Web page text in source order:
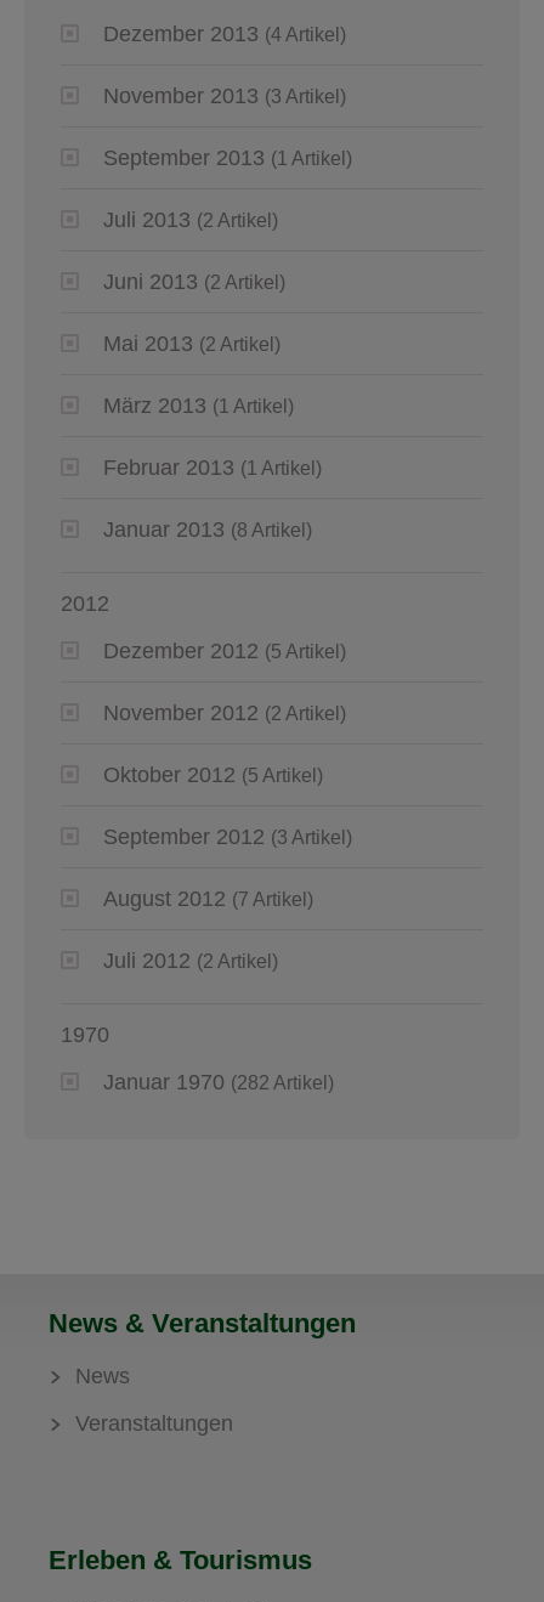
Dezember 2013 (4 Artikel)
November 2013 (3 Artikel)
September 2013 (1 Artikel)
Juli 2013 (2 Artikel)
Juni 2013 (2 Artikel)
Mai 2013 (2 Artikel)
März 2013 (1 Artikel)
Februar 2013 (1 Artikel)
Januar 2013 (8 Artikel)
2012
Dezember 2012 (5 Artikel)
November 2012 (2 Artikel)
Oktober 2012 (5 Artikel)
September 2012 (3 Artikel)
August 2012 (7 Artikel)
Juli 2012 (2 Artikel)
1970
Januar 1970 (282 Artikel)
News & Veranstaltungen
News
Veranstaltungen
Erleben & Tourismus